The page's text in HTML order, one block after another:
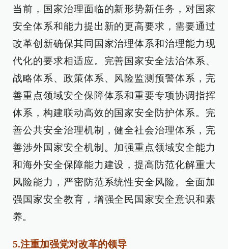
当前，国家治理面临的新形势新任务，对国家
安全体系和能力提出新的更高要求，需要通过
改革创新确保其同国家治理体系和治理能力现
代化的要求相适应。完善国家安全法治体系、
战略体系、政策体系、风险监测预警体系，完
善重点领域安全保障体系和重要专项协调指挥
体系，构建联动高效的国家安全防护体系。完
善公共安全治理机制，健全社会治理体系，完
善涉外国家安全机制。加强重点领域安全能力
和海外安全保障能力建设，提高防范化解重大
风险能力，严密防范系统性安全风险。全面加
强国家安全教育，增强全民国家安全意识和素
养。
5.注重加强党对改革的领导